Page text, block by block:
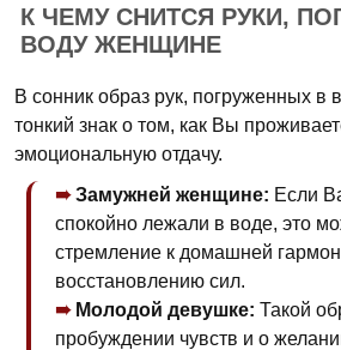
К ЧЕМУ СНИТСЯ РУКИ,
ВОДУ ЖЕНЩИНЕ
В сонник образ рук, погруженных в
тонкий знак о том, как Вы
эмоциональную отдачу.
Замужней женщине: Если
спокойно лежали в воде, это
стремление к домашней
восстановлению сил.
Молодой девушке: Такой
пробуждении чувств и о